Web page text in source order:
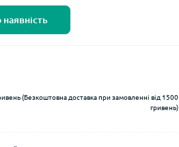
(Безкоштовна доставка при замовленні від 1500
гривень)